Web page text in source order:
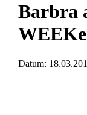
Barbra
Datum: